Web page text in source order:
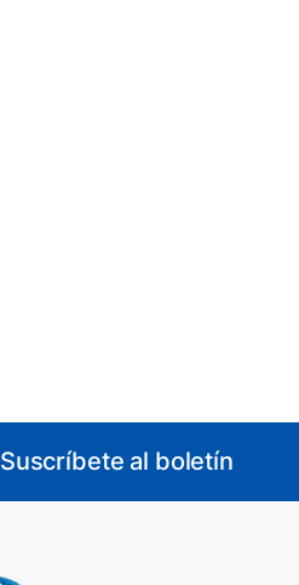
Suscríbete al boletín